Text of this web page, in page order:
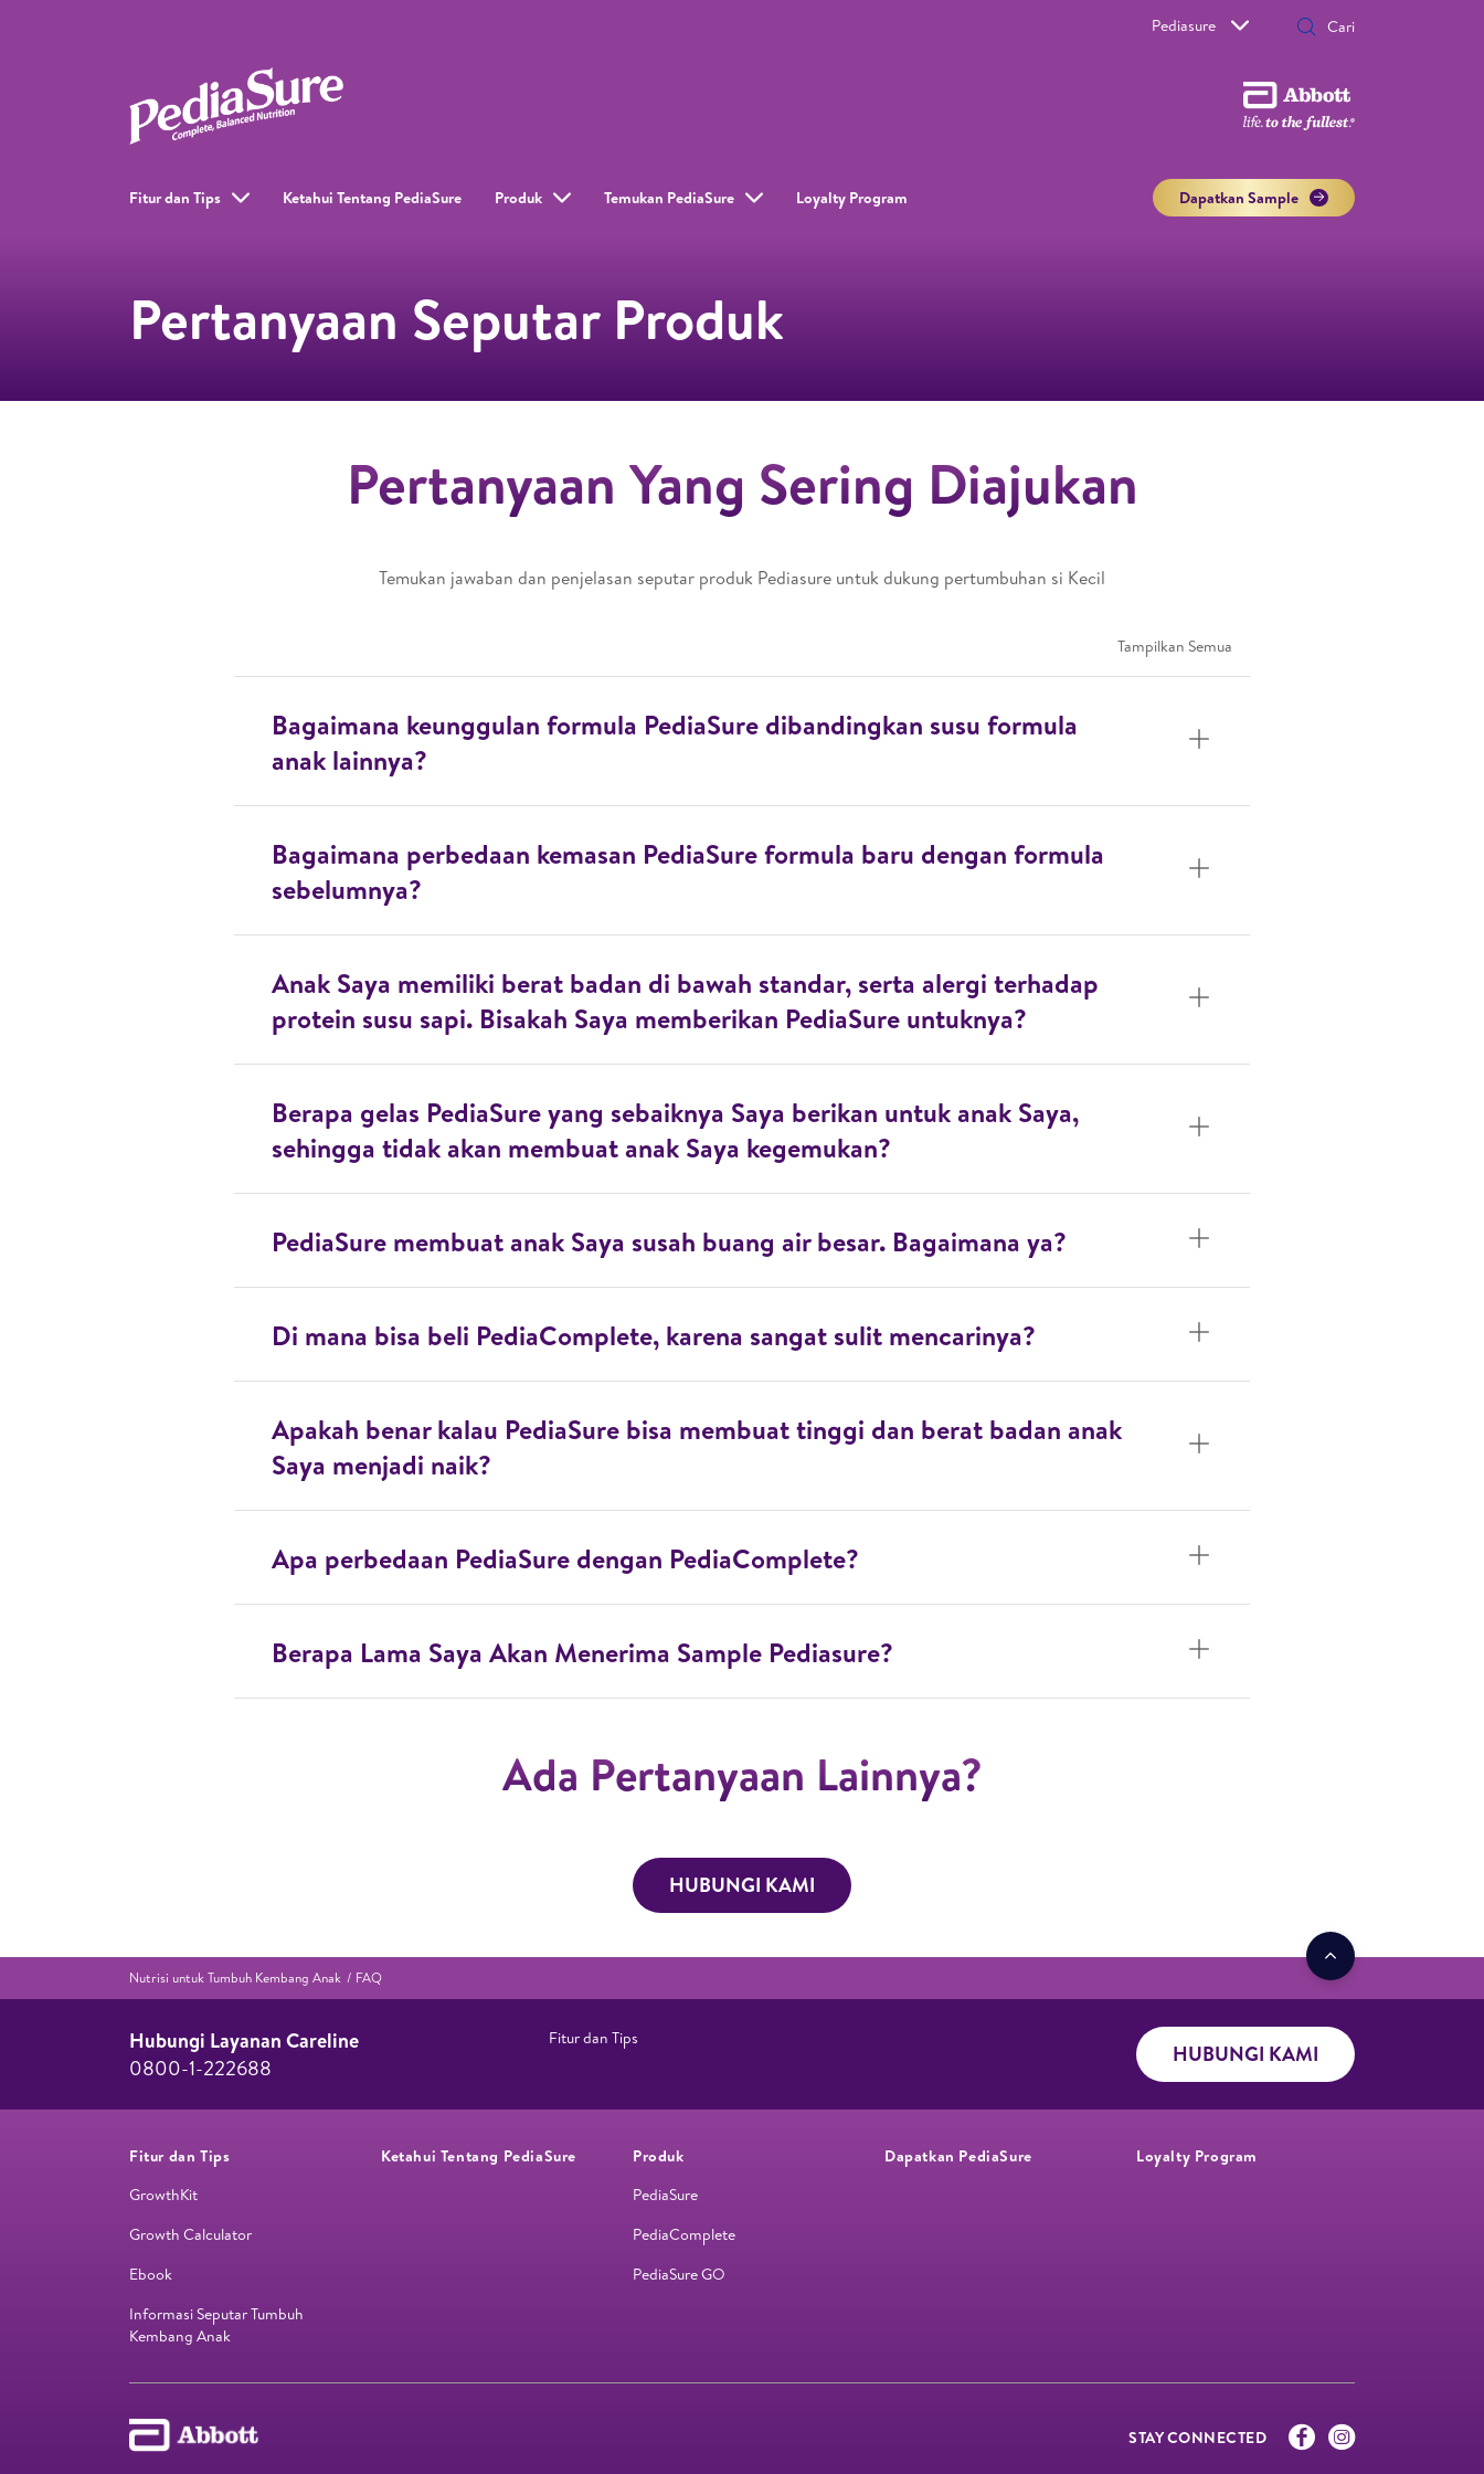
Pediasure
Fitur dan Tips Ketahui Tentang PediaSure Produk Temukan PediaSure Loyalty Program​ Dapatkan Sample
Pertanyaan Seputar Produk
Pertanyaan Yang Sering Diajukan
Temukan jawaban dan penjelasan seputar produk Pediasure untuk dukung pertumbuhan si Kecil
Tampilkan Semua
Bagaimana keunggulan formula PediaSure dibandingkan susu formula
anak lainnya?
Bagaimana perbedaan kemasan PediaSure formula baru dengan formula
sebelumnya?
Anak Saya memiliki berat badan di bawah standar, serta alergi terhadap
protein susu sapi. Bisakah Saya memberikan PediaSure untuknya?
Berapa gelas PediaSure yang sebaiknya Saya berikan untuk anak Saya,
sehingga tidak akan membuat anak Saya kegemukan?
PediaSure membuat anak Saya susah buang air besar. Bagaimana ya?
Di mana bisa beli PediaComplete, karena sangat sulit mencarinya?
Apakah benar kalau PediaSure bisa membuat tinggi dan berat badan anak
Saya menjadi naik?
Apa perbedaan PediaSure dengan PediaComplete?
Berapa Lama Saya Akan Menerima Sample Pediasure?
Ada Pertanyaan Lainnya?
HUBUNGI KAMI
Nutrisi untuk Tumbuh Kembang Anak FAQ
Hubungi Layanan Careline​
0800-1-222688​
Fitur dan Tips ​
HUBUNGI KAMI
Fitur dan Tips
GrowthKit
Growth Calculator
Ebook
Informasi Seputar Tumbuh
Kembang Anak
Ketahui Tentang PediaSure
Produk
PediaSure
PediaComplete
PediaSure GO
Dapatkan PediaSure Loyalty Program​
STAY CONNECTED